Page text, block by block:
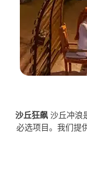
沙丘狂飙 沙丘冲浪
必选项目。我们提